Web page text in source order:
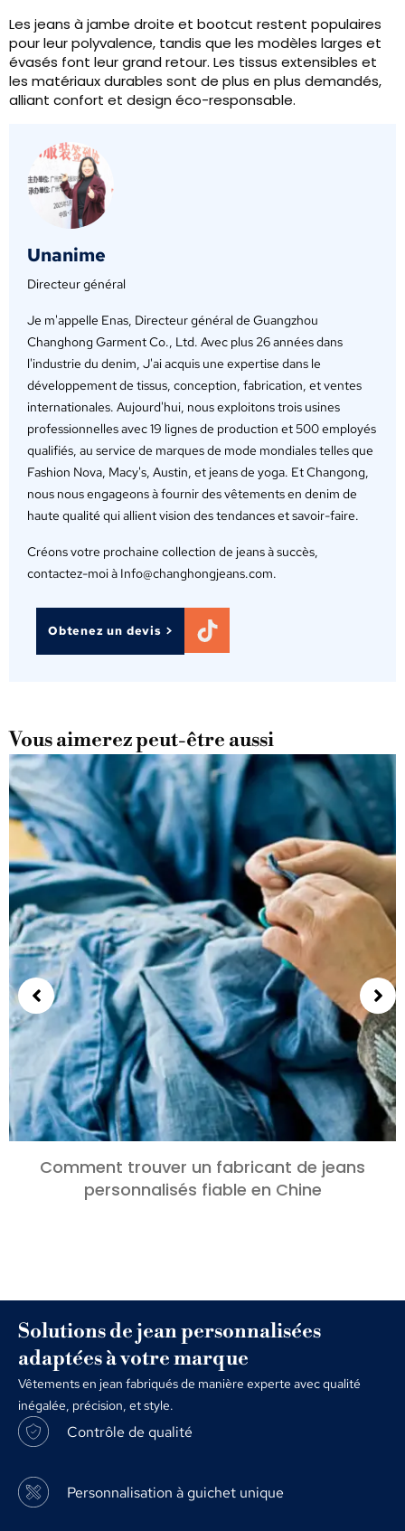
Les jeans à jambe droite et bootcut restent populaires
pour leur polyvalence, tandis que les modèles larges et
évasés font leur grand retour. Les tissus extensibles et
les matériaux durables sont de plus en plus demandés,
alliant confort et design éco-responsable.
Unanime
Directeur général
Je m'appelle Enas, Directeur général de Guangzhou
Changhong Garment Co., Ltd. Avec plus 26 années dans
l'industrie du denim, J'ai acquis une expertise dans le
développement de tissus, conception, fabrication, et ventes
internationales. Aujourd'hui, nous exploitons trois usines
professionnelles avec 19 lignes de production et 500 employés
qualifiés, au service de marques de mode mondiales telles que
Fashion Nova, Macy's, Austin, et jeans de yoga. Et Changong,
nous nous engageons à fournir des vêtements en denim de
haute qualité qui allient vision des tendances et savoir-faire.
Créons votre prochaine collection de jeans à succès,
contactez-moi à Info@changhongjeans.com.
Obtenez un devis >
Vous aimerez peut-être aussi
Comment trouver un fabricant de jeans
personnalisés fiable en Chine
Solutions de jean personnalisées
adaptées à votre marque
Vêtements en jean fabriqués de manière experte avec qualité
inégalée, précision, et style.
Contrôle de qualité
Personnalisation à guichet unique